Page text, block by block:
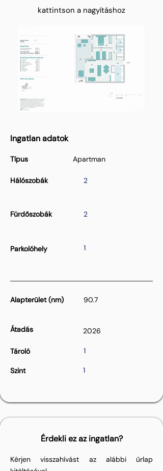
kattintson a nagyításhoz
Ingatlan adatok
Típus
Hálószobák
Apartman
2
Fürdőszobák 2
Parkolóhely 1
Alapterület (nm) 90.7
Átadás 2026
Tároló 1
Szint 1
Érdekli ez az ingatlan?
Kérjen visszahívást az alábbi űrlap